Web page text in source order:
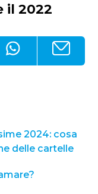
il 2022
2024​: cosa
delle cartelle​